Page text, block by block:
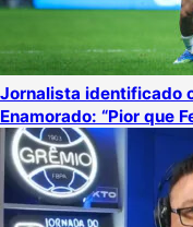
Jornalista identificado
Enamorado: “Pior que